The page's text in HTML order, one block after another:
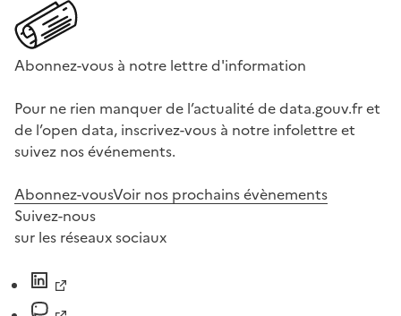
Abonnez-vous à notre lettre d'information
Pour ne rien manquer de l’actualité de data.gouv.fr et
de l’open data, inscrivez-vous à notre infolettre et
suivez nos événements.
Abonnez-vousVoir nos prochains évènements
Suivez-nous
sur les réseaux sociaux